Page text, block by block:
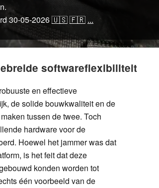
30-05-2026🇺🇸🇫🇷 ...
softwareflexibiliteit
en effectieve
de solide bouwkwaliteit en de
tussen de twee. Toch
hardware voor de
Hoewel het jammer was dat
is het feit dat deze
konden worden tot
één voorbeeld van de